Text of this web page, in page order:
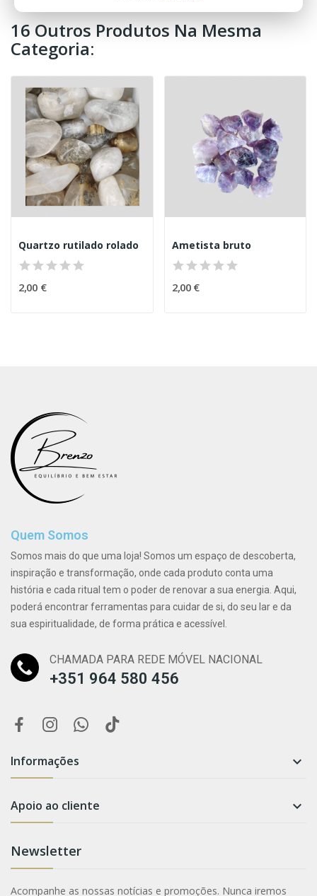
16 Outros Produtos Na Mesma
Categoria:
Quartzo rutilado rolado
2,00 €
Ametista bruto
2,00 €
Quem Somos
Somos mais do que uma loja! Somos um espaço de descoberta,
inspiração e transformação, onde cada produto conta uma
história e cada ritual tem o poder de renovar a sua energia. Aqui,
poderá encontrar ferramentas para cuidar de si, do seu lar e da
sua espiritualidade, de forma prática e acessível.
CHAMADA PARA REDE MÓVEL NACIONAL
+351 964 580 456
Informações 
Apoio ao cliente 
Newsletter
Acompanhe as nossas notícias e promoções. Nunca iremos